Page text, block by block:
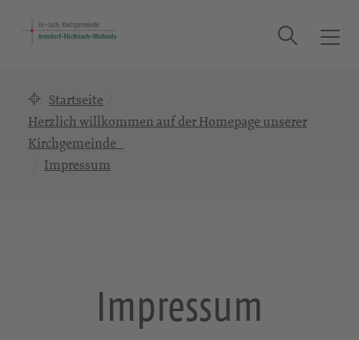
T
Suche
Startseite
Herzlich willkommen auf der Homepage unserer
Kirchgemeinde
Impressum
Impressum